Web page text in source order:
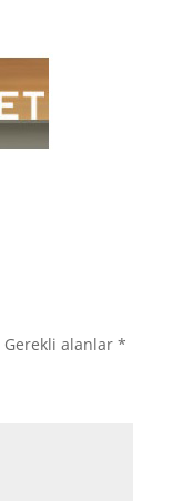
Gerekli alanlar *